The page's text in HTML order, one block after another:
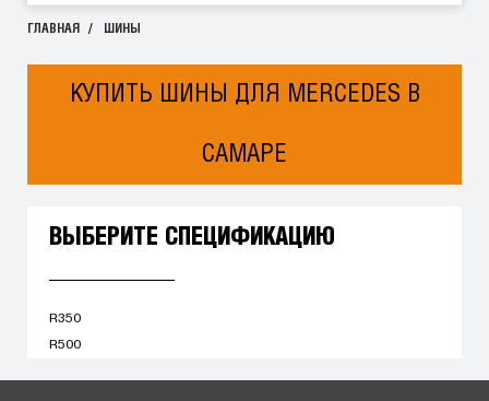
ГЛАВНАЯ ШИНЫ
КУПИТЬ ШИНЫ ДЛЯ MERCEDES В
САМАРЕ
ВЫБЕРИТЕ СПЕЦИФИКАЦИЮ
R350
R500